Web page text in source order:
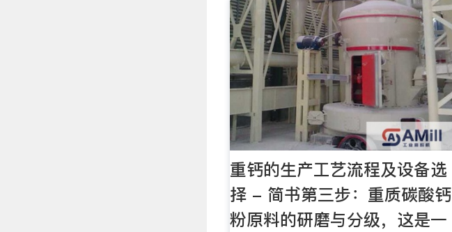
重钙的生产工艺流程及设备选
择 - 简书第三步：重质碳酸钙
粉原料的研磨与分级，这是一